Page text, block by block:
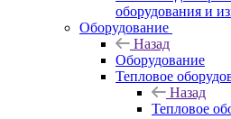
оборудования и
Оборудование
Назад
Оборудование
Тепловое
Назад
Тепловое